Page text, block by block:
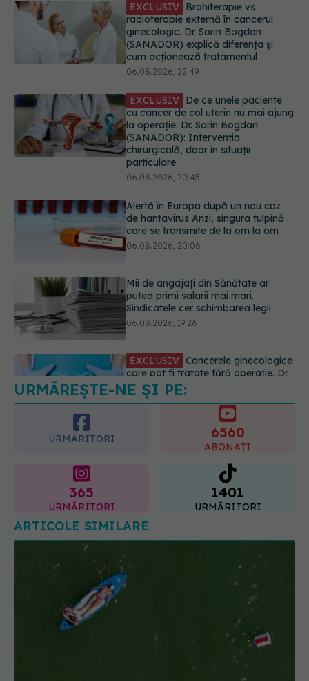
EXCLUSIV De ce unele paciente
cu cancer de col uterin nu mai ajung
la operație. Dr. Sorin Bogdan
(SANADOR): Intervenția
chirurgicală, doar în situații
particulare
Alertă în Europa după un nou caz
de hantavirus Anzi, singura tulpină
care se transmite de la om la om
06.08.2026, 20:06
putea primi salarii mai mari.
Sindicatele cer schimbarea legii
06.08.2026, 19:26
care pot fi tratate fără operație. Dr.
Sorin Bogdan (SANADOR): Chirurgia
este indicată doar punctual, pentru
anumite categorii de paciente
EXCLUSIV Brahiterapie vs
radioterapie externă în cancerul
ginecologic. Dr. Sorin Bogdan
(SANADOR) explică diferența și
cum acționează tratamentul
URMĂREȘTE-NE ȘI PE:
URMĂRITORI
ABONAȚI
URMĂRITORI
1401
URMĂRITORI
ARTICOLE SIMILARE
București și Ilfov intră sub cod roșu de caniculă.